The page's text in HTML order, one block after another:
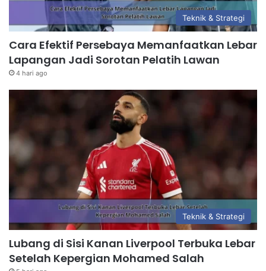
Teknik & Strategi
Cara Efektif Persebaya Memanfaatkan Lebar
Lapangan Jadi Sorotan Pelatih Lawan
4 hari ago
Teknik & Strategi
Lubang di Sisi Kanan Liverpool Terbuka Lebar
Setelah Kepergian Mohamed Salah